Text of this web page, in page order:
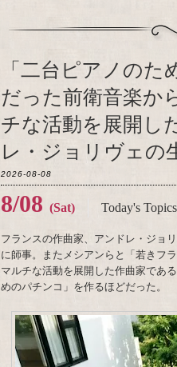
「二台ピアノの
だった前衛音楽か
チな活動を展開し
レ・ジョリヴェの
2026-08-08
8/08 (Sat) Today's Topics
フランスの作曲家、アンドレ・ジョ
に師事。またメシアンらと「若きフ
マルチな活動を展開した作曲家であ
めのパチンコ」を作るほどだった。